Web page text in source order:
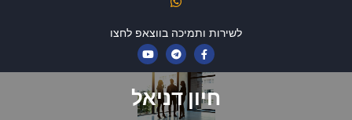
לשירות ותמיכה בווצאפ לחצו
חיון דניאל